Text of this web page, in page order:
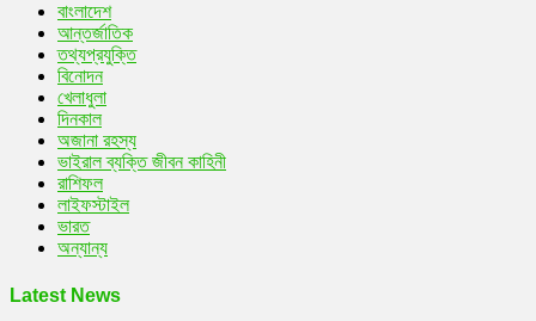
বাংলাদেশ
আন্তর্জাতিক
তথ্যপ্রযুক্তি
বিনোদন
খেলাধুলা
দিনকাল
অজানা রহস্য
ভাইরাল ব্যক্তি জীবন কাহিনী
রাশিফল
লাইফস্টাইল
ভারত
অন্যান্য
Latest News